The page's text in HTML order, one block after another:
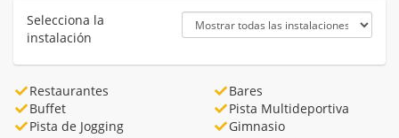
Selecciona la
instalación
Restaurantes
Bares
Buffet
Pista Multideportiva
Pista de Jogging
Gimnasio